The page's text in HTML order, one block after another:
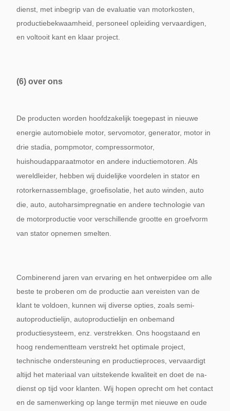
dienst, met inbegrip van de evaluatie van motorkosten,
productiebekwaamheid, personeel opleiding vervaardigen,
en voltooit kant en klaar project.
(6) over ons
De producten worden hoofdzakelijk toegepast in nieuwe
energie automobiele motor, servomotor, generator, motor in
drie stadia, pompmotor, compressormotor,
huishoudapparaatmotor en andere inductiemotoren. Als
wereldleider, hebben wij duidelijke voordelen in stator en
rotorkernassemblage, groefisolatie, het auto winden, auto
die, auto, autoharsimpregnatie en andere technologie van
de motorproductie voor verschillende grootte en groefvorm
van stator opnemen smelten.
Combinerend jaren van ervaring en het ontwerpidee om alle
beste te proberen om de productie aan vereisten van de
klant te voldoen, kunnen wij diverse opties, zoals semi-
autoproductielijn, autoproductielijn en onbemand
productiesysteem, enz. verstrekken. Ons hoogstaand en
hoog rendementteam verstrekt het optimale project,
technische ondersteuning en productieproces, vervaardigt
altijd het materiaal van uitstekende kwaliteit en doet de na-
dienst op tijd voor klanten. Wij hopen oprecht om het contact
en de samenwerking op lange termijn met nieuwe en oude